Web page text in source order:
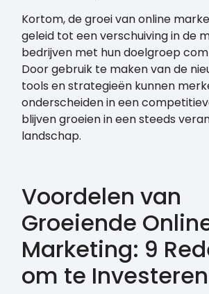
Kortom, de groei van online
geleid tot een verschuiving in de
bedrijven met hun doelgroep
Door gebruik te maken van de
tools en strategieën kunnen
onderscheiden in een
blijven groeien in een steeds
landschap.
Voordelen van
Groeiende
Marketing: 9
om te Investeren